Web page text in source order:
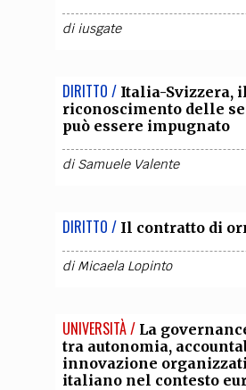
diiusgate
DIRITTO / Italia-Svizzera,
riconoscimento delle
può essere impugnato
diSamuele Valente
DIRITTO / Il contratto di
diMicaela Lopinto
UNIVERSITÀ / La
tra autonomia,
innovazione
italiano nel contesto